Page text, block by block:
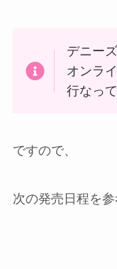
デニー
オンラ
行なっ
ですので、
次の発売日程を